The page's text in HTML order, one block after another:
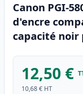
Canon PGI-
d'encre
capacité
12,50 €
10,68 € HT